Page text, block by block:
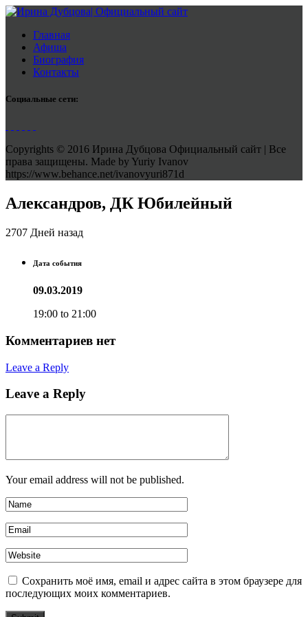
Главная
Афиша
Биография
Контакты
Социальные сети:
Copyrights © 2016 Ирина Дубцова Официальный сайт | Все
права защищены. Made by Yuriy Ivanov
https://www.behance.net/ivanovyuri871d
Александров, ДК Юбилейный
2707 Дней назад
Дата события
09.03.2019
19:00 to 21:00
Комментариев нет
Leave a Reply
Leave a Reply
Your email address will not be published.
Сохранить моё имя, email и адрес сайта в этом браузере для
последующих моих комментариев.